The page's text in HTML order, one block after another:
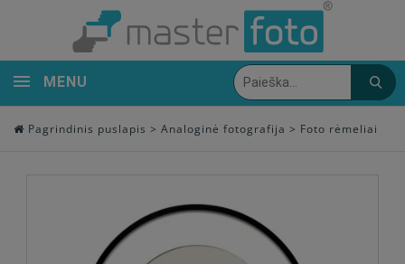
MENU
Pagrindinis puslapis > Analoginė fotografija > Foto rėmeliai